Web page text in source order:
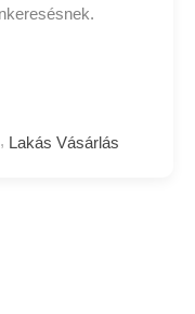
, Lakás Vásárlás